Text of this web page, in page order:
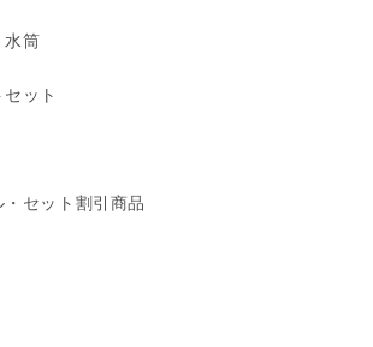
水筒
ット
セット割引商品